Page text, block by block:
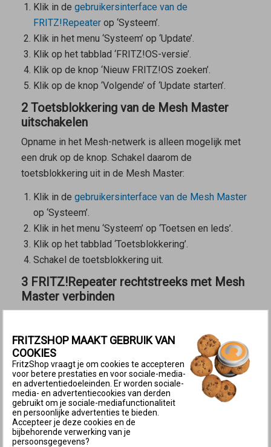
Klik in de gebruikersinterface van de
FRITZ!Repeaterop ‘Systeem’.
Klik in het menu ‘Systeem’ op ‘Update’.
Klik op het tabblad ‘FRITZ!OS-versie’.
Klik op de knop ‘Nieuw FRITZ!OS zoeken’.
Klik op de knop ‘Volgende’ of ‘Update starten’.
2 Toetsblokkering van de Mesh Master
uitschakelen
Opname in het Mesh-netwerk is alleen mogelijk met
een druk op de knop. Schakel daarom de
toetsblokkering uit in de Mesh Master:
Klik in de gebruikersinterface van de Mesh Master
op ‘Systeem’.
Klik in het menu ‘Systeem’ op ‘Toetsen en leds’.
Klik op het tabblad ‘Toetsblokkering’.
Schakel de toetsblokkering uit.
3 FRITZ!Repeater rechtstreeks met Mesh
Master verbinden
FRITZ!Repeater via een apparaat van een andere
fabrikant (bijvoorbeeld switch, powerlineapparaat) met
een netwerkkabel met de Mesh Master is verbonden:
Verbind de FRITZ!Repeater rechtstreeks met een
LAN-poort van deMesh Master. Gebruik nietde
WAN-poort. Niet elk model FRITZ!Box heeft een
WAN-poort.
FRITZSHOP MAAKT GEBRUIK VAN
COOKIES
FritzShop vraagt je om cookies te accepteren
voor betere prestaties en voor sociale-media-
en advertentiedoeleinden. Er worden sociale-
media- en advertentiecookies van derden
gebruikt om je sociale-mediafunctionaliteit
en persoonlijke advertenties te bieden.
Accepteer je deze cookies en de
bijbehorende verwerking van je
persoonsgegevens?